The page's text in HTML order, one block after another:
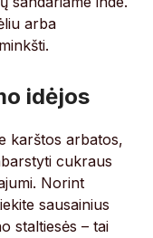
arba
idėjos
karštos arbatos,
cukraus
Norint
sausainius
staltiesės – tai